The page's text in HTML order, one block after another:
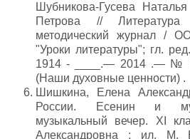
Шубникова-Гусева
Петрова //
методический журнал /
"Уроки литературы"; гл.
1914 - ____.— 2014 .—
(Наши духовные ценности) .
Шишкина, Елена
России. Есенин и
музыкальный вечер. XI
Александровна ; ил. М.